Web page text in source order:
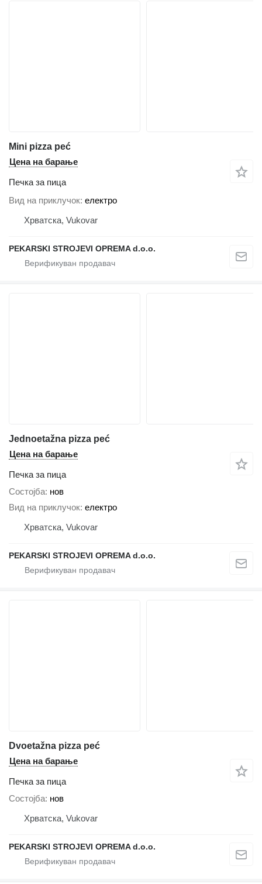
Mini pizza peć
Цена на барање
Печка за пица
Вид на приклучок електро
Хрватска, Vukovar
PEKARSKI STROJEVI OPREMA d.o.o.
Jednoetažna pizza peć
Цена на барање
Печка за пица
Состојба нов
Вид на приклучок електро
Хрватска, Vukovar
PEKARSKI STROJEVI OPREMA d.o.o.
Dvoetažna pizza peć
Цена на барање
Печка за пица
Состојба нов
Хрватска, Vukovar
PEKARSKI STROJEVI OPREMA d.o.o.